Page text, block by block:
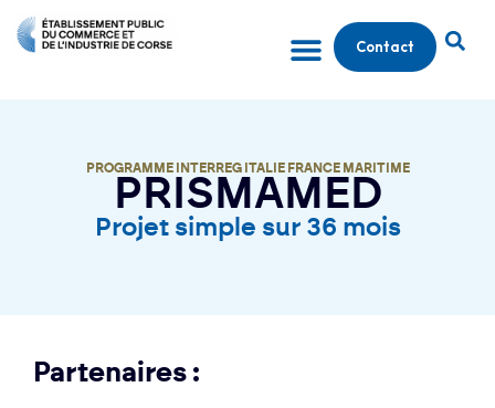
Contact
PROGRAMME INTERREG ITALIE FRANCE MARITIME
PRISMAMED
Projet simple sur 36 mois
Partenaires :